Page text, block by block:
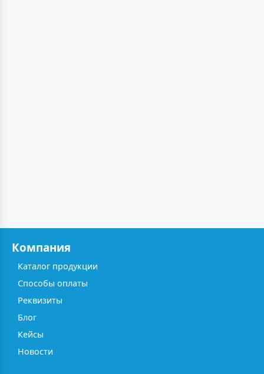
Компания
Каталог продукции
Способы оплаты
Реквизиты
Блог
Кейсы
Новости